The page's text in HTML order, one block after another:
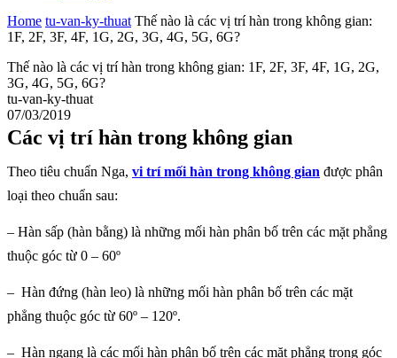
Home tu-van-ky-thuat Thế nào là các vị trí hàn trong không gian:
1F, 2F, 3F, 4F, 1G, 2G, 3G, 4G, 5G, 6G?
Thế nào là các vị trí hàn trong không gian: 1F, 2F, 3F, 4F, 1G, 2G,
3G, 4G, 5G, 6G?
tu-van-ky-thuat
07/03/2019
Các vị trí hàn trong không gian
Theo tiêu chuẩn Nga, vi trí mối hàn trong không gian được phân
loại theo chuẩn sau:
– Hàn sấp (hàn bằng) là những mối hàn phân bố trên các mặt phẳng
thuộc góc từ 0 – 60º
– Hàn đứng (hàn leo) là những mối hàn phân bố trên các mặt
phẳng thuộc góc từ 60º – 120º.
– Hàn ngang là các mối hàn phân bố trên các mặt phẳng trong góc